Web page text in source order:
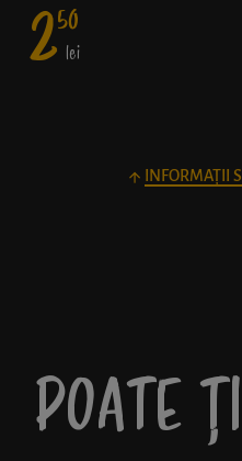
250
lei
INFORMAȚII
POATE